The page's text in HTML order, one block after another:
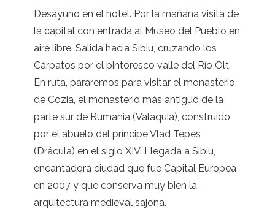
Desayuno en el hotel. Por la mañana visita de
la capital con entrada al Museo del Pueblo en
aire libre. Salida hacia Sibiu, cruzando los
Cárpatos por el pintoresco valle del Río Olt.
En ruta, pararemos para visitar el monasterio
de Cozia, el monasterio más antiguo de la
parte sur de Rumania (Valaquia), construido
por el abuelo del príncipe Vlad Tepes
(Drácula) en el siglo XIV. Llegada a Sibiu,
encantadora ciudad que fue Capital Europea
en 2007 y que conserva muy bien la
arquitectura medieval sajona.